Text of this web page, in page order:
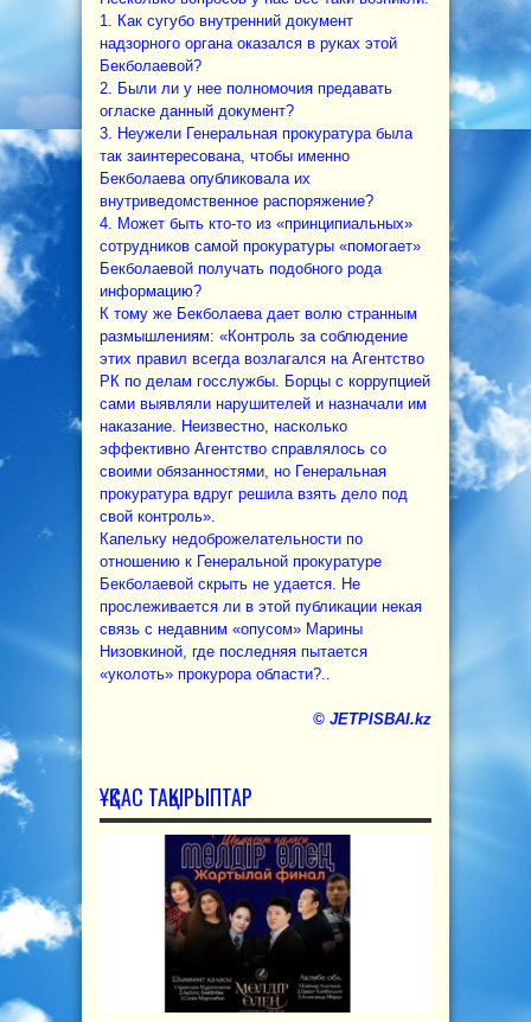
1. Как сугубо внутренний документ
надзорного органа оказался в руках этой
Бекболаевой?
2. Были ли у нее полномочия предавать
огласке данный документ?
3. Неужели Генеральная прокуратура была
так заинтересована, чтобы именно
Бекболаева опубликовала их
внутриведомственное распоряжение?
4. Может быть кто-то из «принципиальных»
сотрудников самой прокуратуры «помогает»
Бекболаевой получать подобного рода
информацию?
К тому же Бекболаева дает волю странным
размышлениям: «Контроль за соблюдение
этих правил всегда возлагался на Агентство
РК по делам госслужбы. Борцы с коррупцией
сами выявляли нарушителей и назначали им
наказание. Неизвестно, насколько
эффективно Агентство справлялось со
своими обязанностями, но Генеральная
прокуратура вдруг решила взять дело под
свой контроль».
Капельку недоброжелательности по
отношению к Генеральной прокуратуре
Бекболаевой скрыть не удается. Не
прослеживается ли в этой публикации некая
связь с недавним «опусом» Марины
Низовкиной, где последняя пытается
«уколоть» прокурора области?..
© JETPISBAI.kz
ҰҚСАС ТАҚЫРЫПТАР